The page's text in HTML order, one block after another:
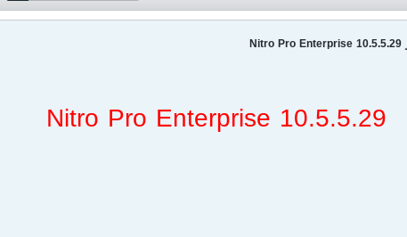
Nitro Pro Enterprise 10.5.5.29